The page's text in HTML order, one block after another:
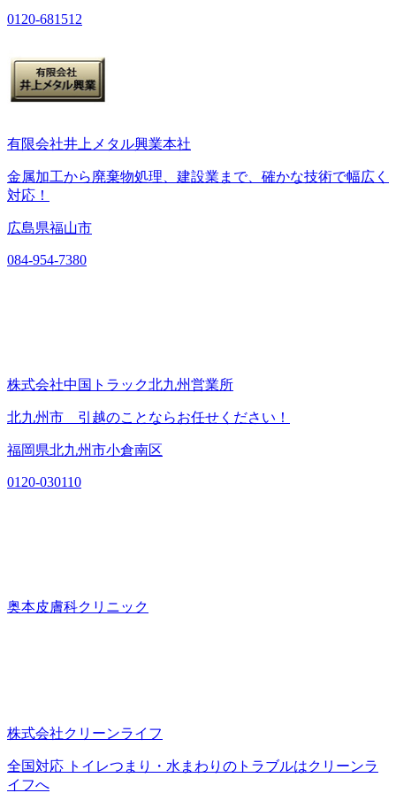
0120-681512
有限会社井上メタル興業本社
金属加工から廃棄物処理、建設業まで、確かな技術で幅広く
対応！
広島県福山市
084-954-7380
株式会社中国トラック北九州営業所
北九州市 引越のことならお任せください！
福岡県北九州市小倉南区
0120-030110
奥本皮膚科クリニック
株式会社クリーンライフ
全国対応 トイレつまり・水まわりのトラブルはクリーンラ
イフへ